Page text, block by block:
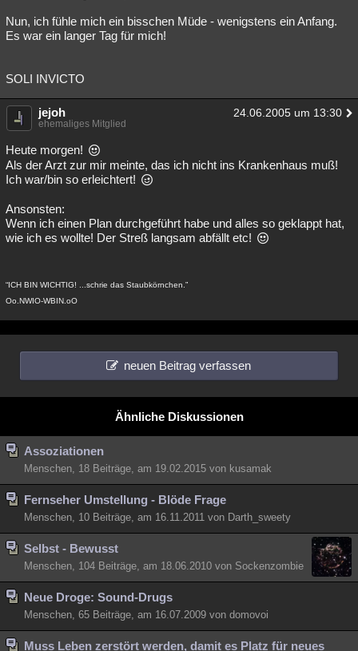
Nun, ich fühle mich ein bisschen Müde - wenigstens ein Anfang.
Es war ein langer Tag für mich!
SOLI INVICTO
jejoh 24.06.2005 um 13:30
ehemaliges Mitglied
Heute morgen!
Als der Arzt zur mir meinte, das ich nicht ins Krankenhaus muß!
Ich war/bin so erleichtert!
Ansonsten:
Wenn ich einen Plan durchgeführt habe und alles so geklappt hat,
wie ich es wollte! Der Streß langsam abfällt etc!
“ICH BIN WICHTIG! ...schrie das Staubkörnchen.”
Oo.NWIO-WBIN.oO
neuen Beitrag verfassen
Ähnliche Diskussionen
Assoziationen
Menschen, 18 Beiträge, am 19.02.2015 von kusamak
Fernseher Umstellung - Blöde Frage
Menschen, 10 Beiträge, am 16.11.2011 von Darth_sweety
Selbst - Bewusst
Menschen, 104 Beiträge, am 18.06.2010 von Sockenzombie
Neue Droge: Sound-Drugs
Menschen, 65 Beiträge, am 16.07.2009 von domovoi
Muss Leben zerstört werden, damit es Platz für neues